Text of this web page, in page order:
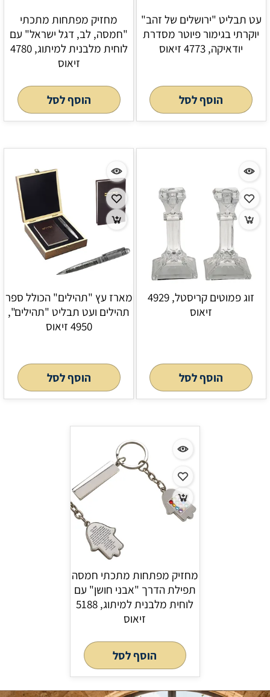
עט תבליט "ירושלים של זהב"
יוקרתי בגימור פיוטר מסדרת
יודאיקה, 4773 זיאוס
הוסף לסל
מחזיק מפתחות מתכתי
"חמסה, לב, דגל ישראל" עם
לוחית מלבנית למיתוג, 4780
זיאוס
הוסף לסל
זוג פמוטים קריסטל, 4929
זיאוס
הוסף לסל
מארז עץ "תהילים" הכולל ספר
תהילים ועט תבליט "תהילים",
4950 זיאוס
הוסף לסל
מחזיק מפתחות מתכתי חמסה
תפילת הדרך "אבני חושן" עם
לוחית מלבנית למיתוג, 5188
זיאוס
הוסף לסל